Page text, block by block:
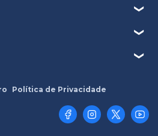
Política de Privacidade